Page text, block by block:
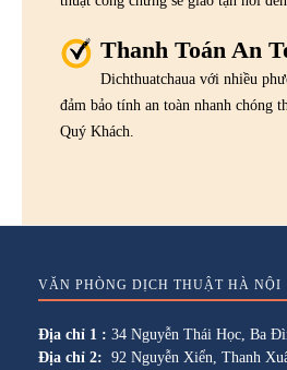
Thanh Toán An
Dichthuatchaua với nhiều
đảm bảo tính an toàn nhanh chóng
Quý Khách.
VĂN PHÒNG DỊCH THUẬT HÀ NỘI
Địa chỉ 1 : 34 Nguyễn Thái Học, Ba
Địa chỉ 2: 92 Nguyễn Xiển, Thanh